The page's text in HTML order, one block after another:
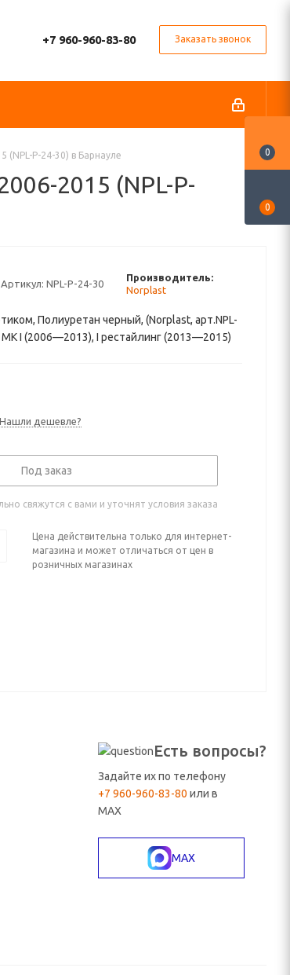
+7 960-960-83-80 Заказать звонок
(NPL-P-24-30) в Барнауле
2015 (NPL-P-
Артикул: NPL-P-24-30
Производитель:
Norplast
Полиуретан черный, (Norplast, арт.NPL-
I (2006—2013), I рестайлинг (2013—2015)
Нашли дешевле?
Под заказ
свяжутся с вами и уточнят условия заказа
Цена действительна только для интернет-
магазина и может отличаться от цен в
розничных магазинах
Есть вопросы?
Задайте их по телефону
+7 960-960-83-80 или в
MAX
MAX
0
0